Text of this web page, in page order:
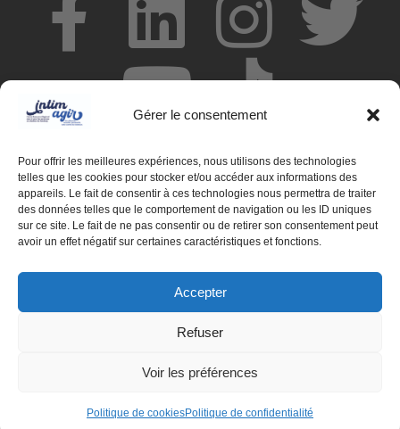
Gérer le consentement
Pour offrir les meilleures expériences, nous utilisons des technologies
telles que les cookies pour stocker et/ou accéder aux informations des
appareils. Le fait de consentir à ces technologies nous permettra de traiter
des données telles que le comportement de navigation ou les ID uniques
sur ce site. Le fait de ne pas consentir ou de retirer son consentement peut
avoir un effet négatif sur certaines caractéristiques et fonctions.
Accepter
Refuser
Voir les préférences
Politique de cookiesPolitique de confidentialité
© Centre de ressources INTIMAGIR Grand Est – 124 rue de
Newcastle 54000 NANCY
Mentions légales
Politique de confidentialité
Politique de cookies